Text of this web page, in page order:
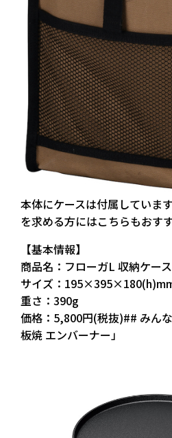
本体にケースは付属していま
を求める方にはこちらもおすす
【基本情報】
商品名：フローガL 収納ケース
サイズ：
重さ：390g
価格：5,800円(税抜)## みん
板焼 エンバーナー」